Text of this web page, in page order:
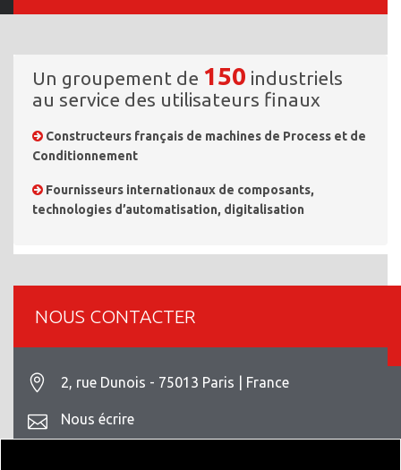
Un groupement de 150 industriels
au service des utilisateurs finaux
Constructeurs français de machines de Process et de
Conditionnement
Fournisseurs internationaux de composants,
technologies d’automatisation, digitalisation
NOUS CONTACTER
2, rue Dunois - 75013 Paris | France
Nous écrire